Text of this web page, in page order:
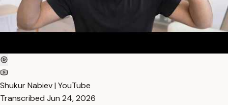
Shukur Nabiev | YouTube
Transcribed Jun 24, 2026